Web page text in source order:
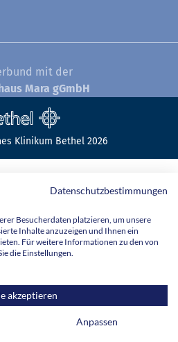
mit der
Mara gGmbH
Klinikum Bethel 2026
Datenschutzbestimmungen
Besucherdaten platzieren, um unsere
Inhalte anzuzeigen und Ihnen ein
Für weitere Informationen zu den von
die Einstellungen.
akzeptieren
Anpassen